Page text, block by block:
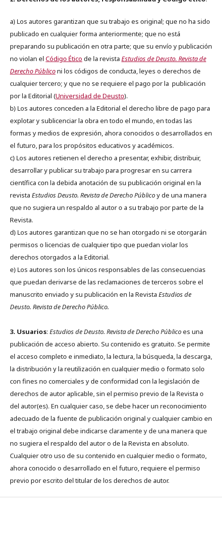
a) Los autores garantizan que su trabajo es original; que no ha sido
publicado en cualquier forma anteriormente; que no está
preparando su publicación en otra parte; que su envío y publicación
no violan el Código Ético de la revista Estudios de Deusto. Revista de
Derecho Públiconi los códigos de conducta, leyes o derechos de
cualquier tercero; y que no se requiere el pago por la publicación
por la Editorial (Universidad de Deusto).
b) Los autores conceden a la Editorial el derecho libre de pago para
explotar y sublicenciar la obra en todo el mundo, en todas las
formas y medios de expresión, ahora conocidos o desarrollados en
el futuro, para los propósitos educativos y académicos.
c) Los autores retienen el derecho a presentar, exhibir, distribuir,
desarrollar y publicar su trabajo para progresar en su carrera
científica con la debida anotación de su publicación original en la
revista Estudios Deusto. Revista de Derecho Públicoy de una manera
que no sugiera un respaldo al autor o a su trabajo por parte de la
Revista.
d) Los autores garantizan que no se han otorgado ni se otorgarán
permisos o licencias de cualquier tipo que puedan violar los
derechos otorgados a la Editorial.
e) Los autores son los únicos responsables de las consecuencias
que puedan derivarse de las reclamaciones de terceros sobre el
manuscrito enviado y su publicación en la Revista Estudios de
Deusto. Revista de Derecho Público.
3. Usuarios: Estudios de Deusto. Revista de Derecho Públicoes una
publicación de acceso abierto. Su contenido es gratuito. Se permite
el acceso completo e inmediato, la lectura, la búsqueda, la descarga,
la distribución y la reutilización en cualquier medio o formato solo
con fines no comerciales y de conformidad con la legislación de
derechos de autor aplicable, sin el permiso previo de la Revista o
del autor(es). En cualquier caso, se debe hacer un reconocimiento
adecuado de la fuente de publicación original y cualquier cambio en
el trabajo original debe indicarse claramente y de una manera que
no sugiera el respaldo del autor o de la Revista en absoluto.
Cualquier otro uso de su contenido en cualquier medio o formato,
ahora conocido o desarrollado en el futuro, requiere el permiso
previo por escrito del titular de los derechos de autor.